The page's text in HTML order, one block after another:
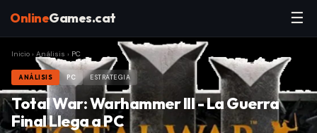
OnlineGames.cat ☰
Inicio › Análisis › PC
ANÁLISIS PC ESTRATEGIA
Total War: Warhammer III - La Guerra
Final Llega a PC